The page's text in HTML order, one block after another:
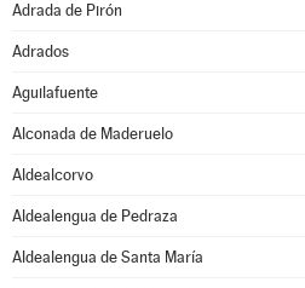
Adrada de Pirón
Adrados
Aguilafuente
Alconada de Maderuelo
Aldealcorvo
Aldealengua de Pedraza
Aldealengua de Santa María